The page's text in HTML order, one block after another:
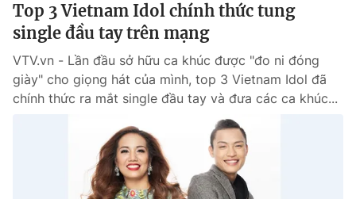
Top 3 Vietnam Idol chính thức tung
single đầu tay trên mạng
VTV.vn - Lần đầu sở hữu ca khúc được "đo ni đóng
giày" cho giọng hát của mình, top 3 Vietnam Idol đã
chính thức ra mắt single đầu tay và đưa các ca khúc...